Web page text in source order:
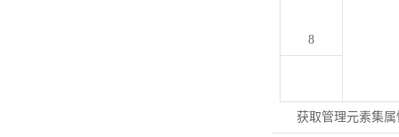
8
获取管理元素集